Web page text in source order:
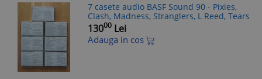
7 casete audio BASF Sound 90 - Pixies,
Clash, Madness, Stranglers, L Reed, Tears
13000 Lei
Adauga in cos